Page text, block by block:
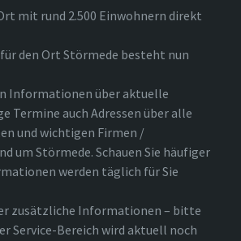
mit rund 2.500 Einwohnern direkt
den Ort Störmede besteht nun
Informationen über aktuelle
Termine auch Adressen über alle
und wichtigen Firmen /
um Störmede. Schauen Sie häufiger
werden täglich für Sie
zusätzliche Informationen – bitte
Service-Bereich wird aktuell noch